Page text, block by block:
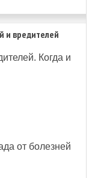
и вредителей
Когда и
от болезней